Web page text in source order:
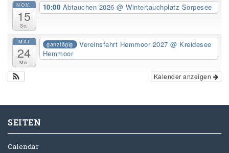
NOV.
15
So.
10:00 Abtauchen 2026@ Wintertauchplatz Sorpesee
MAI
24
Mo.
ganztägig Vereinsfahrt Hemmoor 2027@ Kreidesee
Hemmoor
Kalender anzeigen
SEITEN
Calendar